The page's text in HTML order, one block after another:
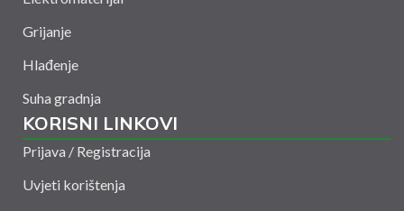
Grijanje
Hlađenje
Suha gradnja
KORISNI LINKOVI
Prijava / Registracija
Uvjeti korištenja